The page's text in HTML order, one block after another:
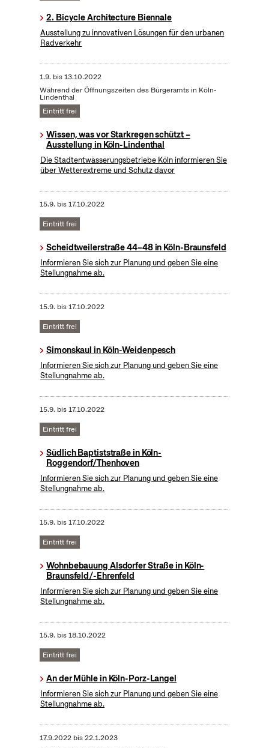
2. Bicycle Architecture Biennale
Ausstellung zu innovativen Lösungen für den urbanen
Radverkehr
1.9. bis13.10.2022
Während der Öffnungszeiten des Bürgeramts in Köln-
Lindenthal
Eintritt frei
Wissen, was vor Starkregen schützt –
Ausstellung in Köln-Lindenthal
Die Stadtentwässerungsbetriebe Köln informieren Sie
über Wetterextreme und Schutz davor
15.9. bis17.10.2022
Eintritt frei
Scheidtweilerstraße 44–48 in Köln-Braunsfeld
Informieren Sie sich zur Planung und geben Sie eine
Stellungnahme ab.
15.9. bis17.10.2022
Eintritt frei
Simonskaul in Köln-Weidenpesch
Informieren Sie sich zur Planung und geben Sie eine
Stellungnahme ab.
15.9. bis17.10.2022
Eintritt frei
Südlich Baptiststraße in Köln-
Roggendorf/Thenhoven
Informieren Sie sich zur Planung und geben Sie eine
Stellungnahme ab.
15.9. bis17.10.2022
Eintritt frei
Wohnbebauung Alsdorfer Straße in Köln-
Braunsfeld/-Ehrenfeld
Informieren Sie sich zur Planung und geben Sie eine
Stellungnahme ab.
15.9. bis18.10.2022
Eintritt frei
An der Mühle in Köln-Porz-Langel
Informieren Sie sich zur Planung und geben Sie eine
Stellungnahme ab.
17.9.2022bis22.1.2023